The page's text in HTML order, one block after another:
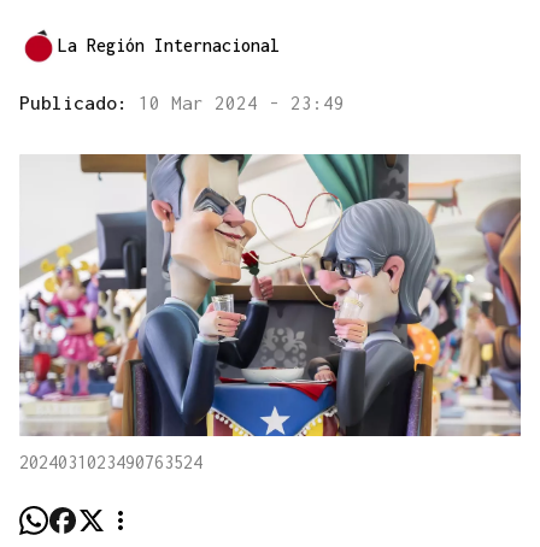
La Región Internacional
Publicado: 10 Mar 2024 - 23:49
2024031023490763524